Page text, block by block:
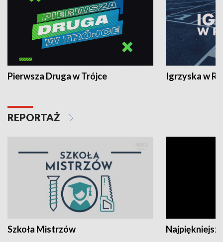
Pierwsza Druga w Trójce Igrzyska w
REPORTAŻ
Szkoła Mistrzów